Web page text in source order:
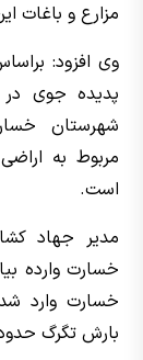
مزارع و باغات
وی افزود:
است.
مدیر جهاد
خسارت وارده
خسارت وارد
بارش تگرگ حدود 289 میلیارد تومان بوده